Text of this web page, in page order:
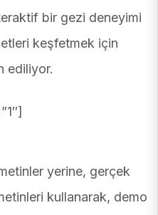
bir gezi deneyimi
keşfetmek için
ediliyor.
yerine, gerçek
kullanarak, demo